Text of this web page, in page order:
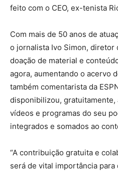
feito com o CEO, ex-tenista
Com mais de 50 anos de
o jornalista Ivo Simon, diretor
doação de material e
agora, aumentando o acervo
também comentarista da
disponibilizou, gratuitamente,
vídeos e programas do seu
integrados e somados ao
“A contribuição gratuita e
será de vital importância